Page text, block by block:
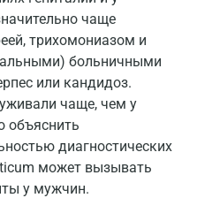
чаще
трихомониазом и
больничными
или кандидоз.
чаще, чем у
объяснить
диагностических
может вызывать
у мужчин.